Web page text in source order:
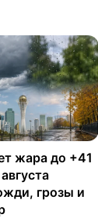
жара до +41
грозы и